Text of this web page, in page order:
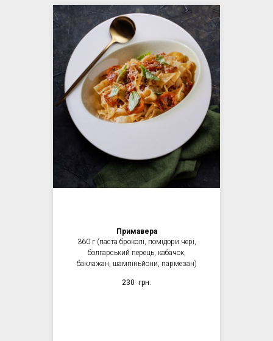
Примавера
360 г (паста броколі, помідори чері,
болгарський перець, кабачок,
баклажан, шампіньйони, пармезан)
230 грн.